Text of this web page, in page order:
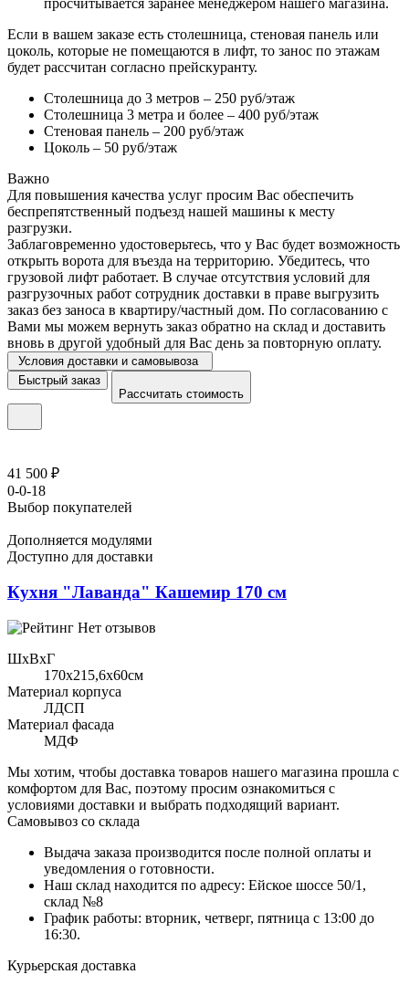
просчитывается заранее менеджером нашего магазина.
Если в вашем заказе есть столешница, стеновая панель или
цоколь, которые не помещаются в лифт, то занос по этажам
будет рассчитан согласно прейскуранту.
Столешница до 3 метров – 250 руб/этаж
Столешница 3 метра и более – 400 руб/этаж
Стеновая панель – 200 руб/этаж
Цоколь – 50 руб/этаж
Важно
Для повышения качества услуг просим Вас обеспечить
беспрепятственный подъезд нашей машины к месту
разгрузки.
Заблаговременно удостоверьтесь, что у Вас будет возможность
открыть ворота для въезда на территорию. Убедитесь, что
грузовой лифт работает. В случае отсутствия условий для
разгрузочных работ сотрудник доставки в праве выгрузить
заказ без заноса в квартиру/частный дом. По согласованию с
Вами мы можем вернуть заказ обратно на склад и доставить
вновь в другой удобный для Вас день за повторную оплату.
Условия доставки и самовывоза
Быстрый заказ
Рассчитать стоимость
41 500 ₽
0-0-18
Выбор покупателей
Дополняется модулями
Доступно для доставки
Кухня "Лаванда" Кашемир 170 см
Нет отзывов
ШхВхГ
170x215,6х60см
Материал корпуса
ЛДСП
Материал фасада
МДФ
Мы хотим, чтобы доставка товаров нашего магазина прошла с
комфортом для Вас, поэтому просим ознакомиться с
условиями доставки и выбрать подходящий вариант.
Самовывоз со склада
Выдача заказа производится после полной оплаты и
уведомления о готовности.
Наш склад находится по адресу: Ейское шоссе 50/1,
склад №8
График работы: вторник, четверг, пятница с 13:00 до
16:30.
Курьерская доставка